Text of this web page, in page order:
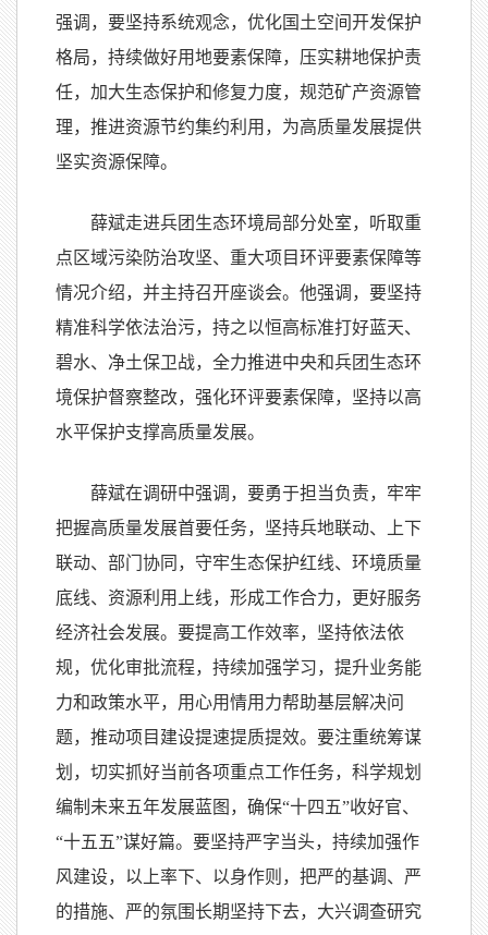
强调，要坚持系统观念，优化国土空间开发保护
格局，持续做好用地要素保障，压实耕地保护责
任，加大生态保护和修复力度，规范矿产资源管
理，推进资源节约集约利用，为高质量发展提供
坚实资源保障。
薛斌走进兵团生态环境局部分处室，听取重
点区域污染防治攻坚、重大项目环评要素保障等
情况介绍，并主持召开座谈会。他强调，要坚持
精准科学依法治污，持之以恒高标准打好蓝天、
碧水、净土保卫战，全力推进中央和兵团生态环
境保护督察整改，强化环评要素保障，坚持以高
水平保护支撑高质量发展。
薛斌在调研中强调，要勇于担当负责，牢牢
把握高质量发展首要任务，坚持兵地联动、上下
联动、部门协同，守牢生态保护红线、环境质量
底线、资源利用上线，形成工作合力，更好服务
经济社会发展。要提高工作效率，坚持依法依
规，优化审批流程，持续加强学习，提升业务能
力和政策水平，用心用情用力帮助基层解决问
题，推动项目建设提速提质提效。要注重统筹谋
划，切实抓好当前各项重点工作任务，科学规划
编制未来五年发展蓝图，确保“十四五”收好官、
“十五五”谋好篇。要坚持严字当头，持续加强作
风建设，以上率下、以身作则，把严的基调、严
的措施、严的氛围长期坚持下去，大兴调查研究